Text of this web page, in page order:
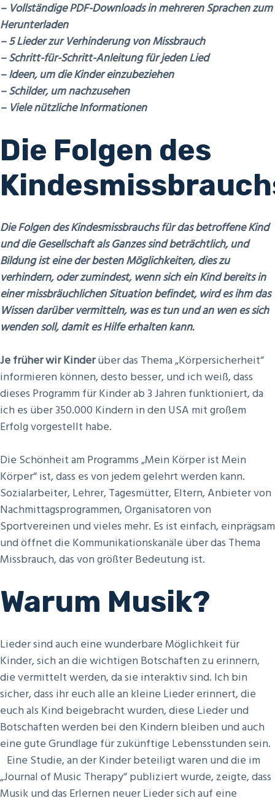
– Vollständige PDF-Downloads in mehreren Sprachen zum
Herunterladen
– 5 Lieder zur Verhinderung von Missbrauch
– Schritt-für-Schritt-Anleitung für jeden Lied
– Ideen, um die Kinder einzubeziehen
– Schilder, um nachzusehen
– Viele nützliche Informationen
Die Folgen des
Die Folgen des Kindesmissbrauchs für das betroffene Kind
und die Gesellschaft als Ganzes sind beträchtlich, und
Bildung ist eine der besten Möglichkeiten, dies zu
verhindern, oder zumindest, wenn sich ein Kind bereits in
einer missbräuchlichen Situation befindet, wird es ihm das
Wissen darüber vermitteln, was es tun und an wen es sich
wenden soll, damit es Hilfe erhalten kann.
Je früher wir Kinderüber das Thema „Körpersicherheit“
informieren können, desto besser, und ich weiß, dass
dieses Programm für Kinder ab 3 Jahren funktioniert, da
ich es über 350.000 Kindern in den USA mit großem
Erfolg vorgestellt habe.
Die Schönheit am Programms „Mein Körper ist Mein
Körper“ ist, dass es von jedem gelehrt werden kann.
Sozialarbeiter, Lehrer, Tagesmütter, Eltern, Anbieter von
Nachmittagsprogrammen, Organisatoren von
Sportvereinen und vieles mehr. Es ist einfach, einprägsam
und öffnet die Kommunikationskanäle über das Thema
Missbrauch, das von größter Bedeutung ist.
Warum Musik?
Lieder sind auch eine wunderbare Möglichkeit für
Kinder, sich an die wichtigen Botschaften zu erinnern,
die vermittelt werden, da sie interaktiv sind. Ich bin
sicher, dass ihr euch alle an kleine Lieder erinnert, die
euch als Kind beigebracht wurden, diese Lieder und
Botschaften werden bei den Kindern bleiben und auch
eine gute Grundlage für zukünftige Lebensstunden sein.
Eine Studie, an der Kinder beteiligt waren und die im
„Journal of Music Therapy“ publiziert wurde, zeigte, dass
Musik und das Erlernen neuer Lieder sich auf eine